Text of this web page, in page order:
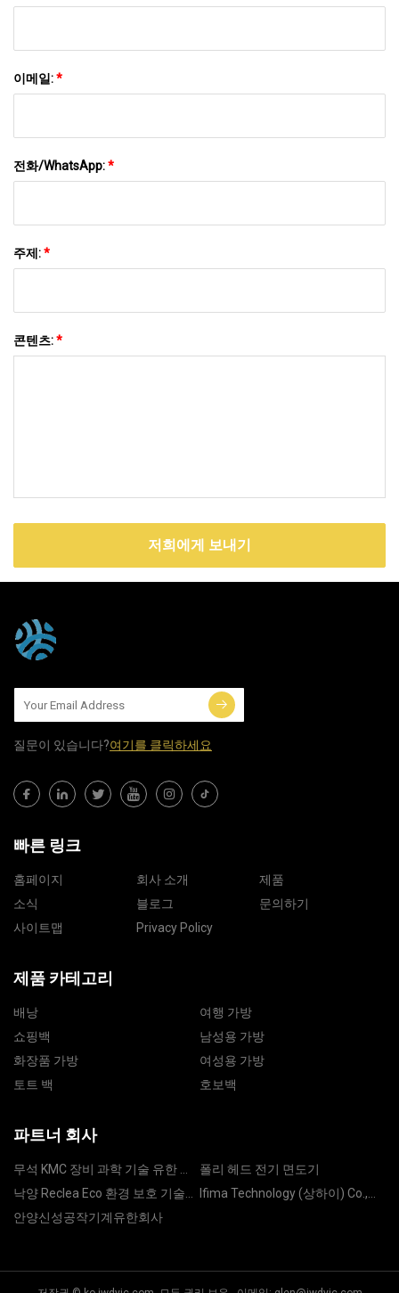
이메일:*
전화/WhatsApp:*
주제:*
콘텐츠:*
저희에게 보내기
질문이 있습니다?여기를 클릭하세요
빠른 링크
홈페이지 회사 소개
제품
소식
블로그
문의하기
사이트맵
Privacy Policy
제품 카테고리
배낭
여행 가방
쇼핑백
남성용 가방
화장품 가방
여성용 가방
토트 백
호보백
파트너 회사
무석 KMC 장비 과학 기술 유한 회
사.
폴리 헤드 전기 면도기
낙양 Reclea Eco 환경 보호 기술
유한 회사
Ifima Technology (상하이) Co.,
안양신성공작기계유한회사